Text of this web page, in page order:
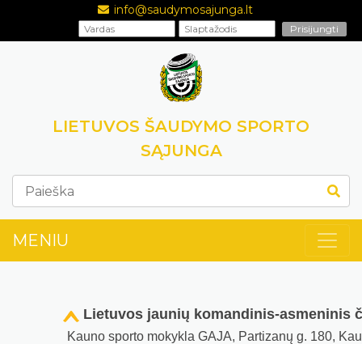
info@saudymosajunga.lt
LIETUVOS ŠAUDYMO SPORTO
SĄJUNGA
MENIU
Lietuvos jaunių komandinis-asmeninis
Kauno sporto mokykla GAJA, Partizanų g. 180,